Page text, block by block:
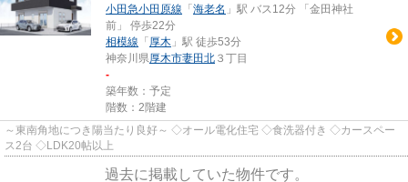
小田急小田原線 「 海老名 」駅 バス12分 「金田神社
前」 停歩22分
相模線 「 厚木 」駅 徒歩53分
神奈川県厚木市妻田北 ３丁目
-
築年数：予定
階数：2階建
～東南角地につき陽当たり良好～ ◇オール電化住宅 ◇食洗器付き ◇カースペー
ス2台 ◇LDK20帖以上
過去に掲載していた物件です。